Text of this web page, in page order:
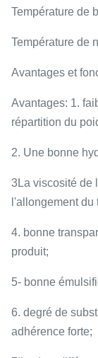
Température de
Température de
Avantages et
Avantages: 1.
répartition du
2. Une bonne
3La viscosité de
l'allongement du
4. bonne
produit;
5- bonne
6. degré de
adhérence forte;